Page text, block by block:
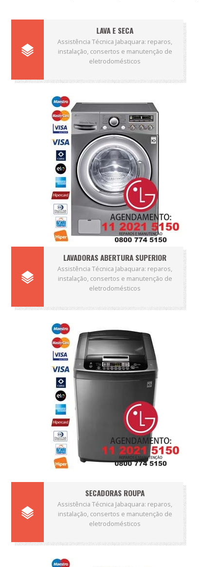
LAVA E SECA
Assistência Técnica Jabaquara: reparos,
instalação, consertos e manutenção de
eletrodomésticos
LAVADORAS ABERTURA SUPERIOR
Assistência Técnica Jabaquara: reparos,
instalação, consertos e manutenção de
eletrodomésticos
SECADORAS ROUPA
Assistência Técnica Jabaquara: reparos,
instalação, consertos e manutenção de
eletrodomésticos